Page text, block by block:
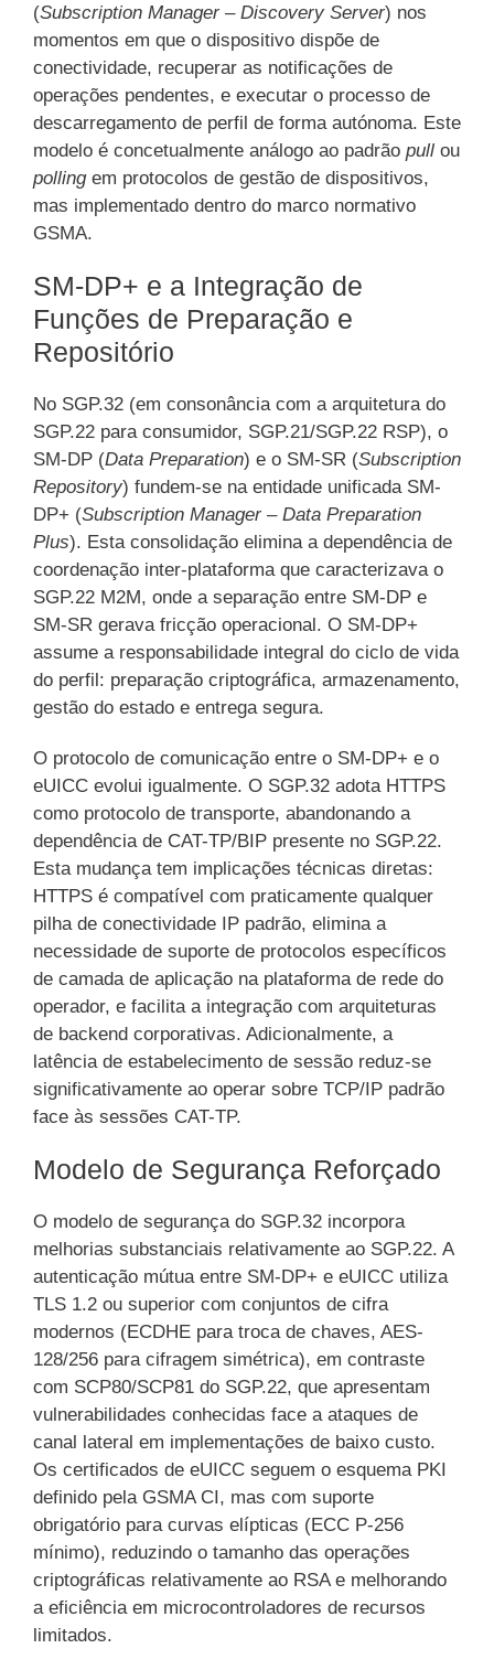
(Subscription Manager – Discovery Server) nos
momentos em que o dispositivo dispõe de
conectividade, recuperar as notificações de
operações pendentes, e executar o processo de
descarregamento de perfil de forma autónoma. Este
modelo é concetualmente análogo ao padrão pull ou
pollingem protocolos de gestão de dispositivos,
mas implementado dentro do marco normativo
GSMA.
SM-DP+ e a Integração de
Funções de Preparação e
Repositório
No SGP.32 (em consonância com a arquitetura do
SGP.22 para consumidor, SGP.21/SGP.22 RSP), o
SM-DP (Data Preparation) e o SM-SR (Subscription
Repository) fundem-se na entidade unificada SM-
DP+ (Subscription Manager – Data Preparation
Plus). Esta consolidação elimina a dependência de
coordenação inter-plataforma que caracterizava o
SGP.22 M2M, onde a separação entre SM-DP e
SM-SR gerava fricção operacional. O SM-DP+
assume a responsabilidade integral do ciclo de vida
do perfil: preparação criptográfica, armazenamento,
gestão do estado e entrega segura.
O protocolo de comunicação entre o SM-DP+ e o
eUICC evolui igualmente. O SGP.32 adota HTTPS
como protocolo de transporte, abandonando a
dependência de CAT-TP/BIP presente no SGP.22.
Esta mudança tem implicações técnicas diretas:
HTTPS é compatível com praticamente qualquer
pilha de conectividade IP padrão, elimina a
necessidade de suporte de protocolos específicos
de camada de aplicação na plataforma de rede do
operador, e facilita a integração com arquiteturas
de backend corporativas. Adicionalmente, a
latência de estabelecimento de sessão reduz-se
significativamente ao operar sobre TCP/IP padrão
face às sessões CAT-TP.
Modelo de Segurança Reforçado
O modelo de segurança do SGP.32 incorpora
melhorias substanciais relativamente ao SGP.22. A
autenticação mútua entre SM-DP+ e eUICC utiliza
TLS 1.2 ou superior com conjuntos de cifra
modernos (ECDHE para troca de chaves, AES-
128/256 para cifragem simétrica), em contraste
com SCP80/SCP81 do SGP.22, que apresentam
vulnerabilidades conhecidas face a ataques de
canal lateral em implementações de baixo custo.
Os certificados de eUICC seguem o esquema PKI
definido pela GSMA CI, mas com suporte
obrigatório para curvas elípticas (ECC P-256
mínimo), reduzindo o tamanho das operações
criptográficas relativamente ao RSA e melhorando
a eficiência em microcontroladores de recursos
limitados.